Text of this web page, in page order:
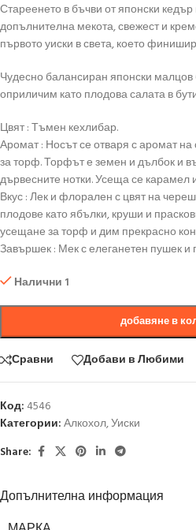
Стареенето в бъчви от японски
допълнителна мекота, свежест и
първото уиски в света, което
Чудесно балансиран японски
оприличим като плодова салата в
Цвят : Тъмен кехлибар.
Аромат : Носът се отваря с аромат
за торф. Торфът е земен и дълбок и
дървесните нотки. Усеща се карамел
Вкус : Лек и флорален с цвят на
плодове като ябълки, круши и
усещане за торф и дим прекрасно
Завършек : Мек с елеганетен пушек и
Налични 1
добавяне в
Сравни Добави в Любими
Код: 4546
Категории:Алкохол,Уиски
Share:
Допълнителна информация